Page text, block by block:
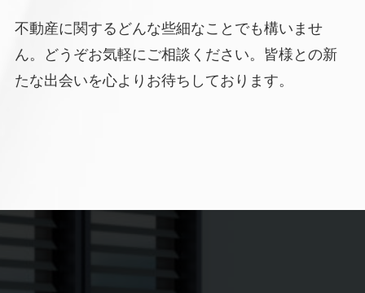
不動産に関するどんな些細なことでも構いませ
ん。どうぞお気軽にご相談ください。皆様との新
たな出会いを心よりお待ちしております。